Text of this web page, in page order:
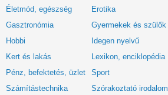
Életmód, egészség Erotika
Gasztronómia
Gyermekek és szülők
Hobbi
Idegen nyelvű
Kert és lakás
Lexikon, enciklopédia
Pénz, befektetés, üzlet
Sport
Számítástechnika
Szórakoztató irodalom